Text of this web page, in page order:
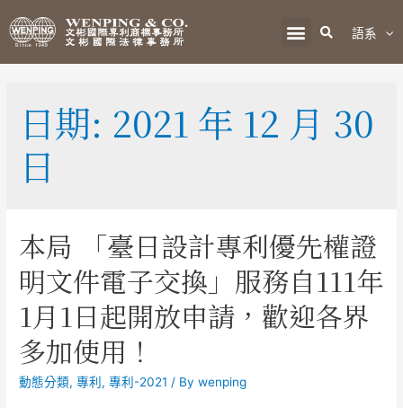
語系
日期: 2021 年 12 月 30
日
本局 「臺日設計專利優先權證
明文件電子交換」服務自111年
1月1日起開放申請，歡迎各界
多加使用！
動態分類,專利 ,專利-2021 / Bywenping